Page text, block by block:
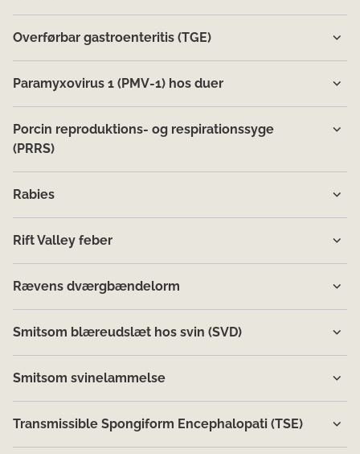
Overførbar gastroenteritis (TGE)
Paramyxovirus 1 (PMV-1) hos duer
Porcin reproduktions- og respirationssyge
(PRRS)
Rabies
Rift Valley feber
Rævens dværgbændelorm
Smitsom blæreudslæt hos svin (SVD)
Smitsom svinelammelse
Transmissible Spongiform Encephalopati (TSE)